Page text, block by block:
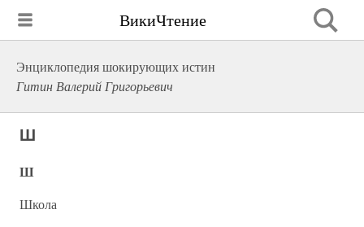
ВикиЧтение
Энциклопедия шокирующих истин
Гитин Валерий Григорьевич
Ш
Ш
Школа